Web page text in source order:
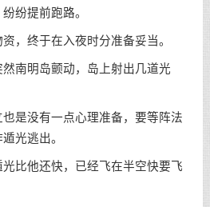
纷提前跑路。
，终于在入夜时分准备妥当。
南明岛颤动，岛上射出几道光
是没有一点心理准备，要等阵法
光逃出。
比他还快，已经飞在半空快要飞